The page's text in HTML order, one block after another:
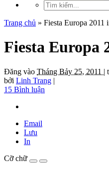
Trang chủ » Fiesta Europa 2011
Fiesta Europa
Đăng vào Tháng Bảy 25, 2011 |
bởi Linh Trang |
15 Bình luận
Email
Lưu
In
Cỡ chữ